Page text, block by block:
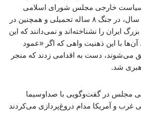
خارجی مجلس شورای اسلامی
گفت: دشمنان در این ۴۷ سال، در جنگ ۸ ساله تحمیلی و همچنین در
بزرگ ایران را نشناخته‌اند و نمی‌دانند که این
با این ذهنیت واهی که اگر «عمود
می‌شوند، دست به اقدامی زدند که منجر
شد.
مجلس در گفت‌وگویی با صداوسیما
غرب و آمریکا مدام دروغ‌پردازی می‌کردند